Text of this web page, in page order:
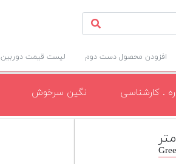
افزودن محصول دست دوم لیست قیمت دوربین
. کارشناسی نگین سرخوش